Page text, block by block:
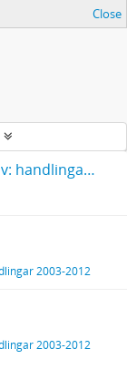
Close
Svenska humanistiska förbundets arkiv: handlingar 2003-2012
2003-2012
2003-2012